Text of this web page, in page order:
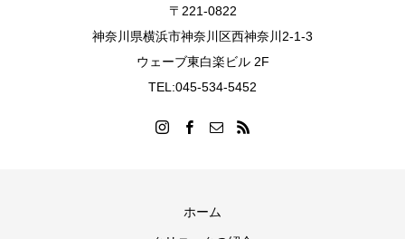
〒221-0822
神奈川県横浜市神奈川区西神奈川2-1-3
ウェーブ東白楽ビル 2F
TEL:045-534-5452
ホーム